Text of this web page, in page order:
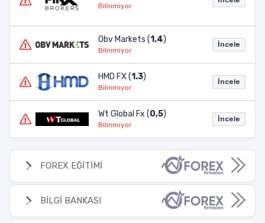
Bilinmiyor
Obv Markets (1.4)
Bilinmiyor
İncele
HMD FX (1.3)
Bilinmiyor
İncele
Wt Global Fx (0,5)
Bilinmiyor
İncele
FOREX EĞİTİMİ
BİLGİ BANKASI